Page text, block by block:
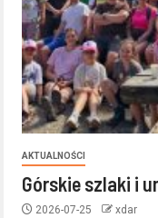
AKTUALNOŚCI
Górskie szlaki i
2026-07-25 xdar